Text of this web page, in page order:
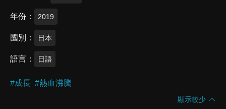
年份 2019
國別 日本
語言 日語
#成長 #熱血沸騰
顯示較少